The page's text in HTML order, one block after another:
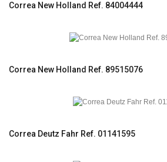
Correa New Holland Ref. 84004444
Correa New Holland Ref. 89515076
Correa Deutz Fahr Ref. 01141595